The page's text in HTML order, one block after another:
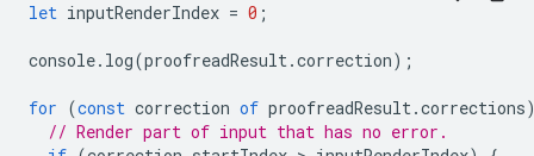
let inputRenderIndex = 0 ;
console. log(proofreadResult.correction);
for (const correction of proofreadResult.corrections
// Render part of input that has no error.